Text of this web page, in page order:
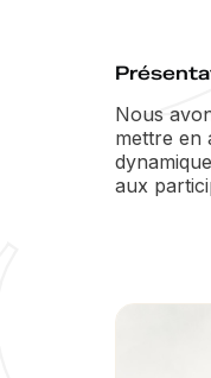
Nous
mettre en
aux